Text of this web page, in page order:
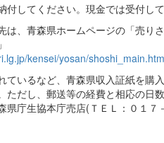
してください。現金では受付して
は、青森県ホームページの「売り
kensei/yosan/
ているなど、青森県収入証紙を購
ただし、郵送等の経費と相応の日
庁生協本庁売店(ＴＥＬ：０１７